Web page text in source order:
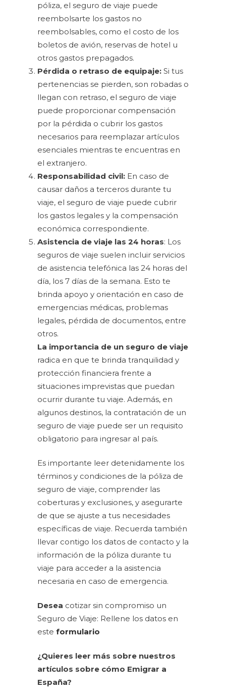
póliza, el seguro de viaje puede
reembolsarte los gastos no
reembolsables, como el costo de los
boletos de avión, reservas de hotel u
otros gastos prepagados.
Pérdida o retraso de equipaje: Si tus
pertenencias se pierden, son robadas o
llegan con retraso, el seguro de viaje
puede proporcionar compensación
por la pérdida o cubrir los gastos
necesarios para reemplazar artículos
esenciales mientras te encuentras en
el extranjero.
Responsabilidad civil: En caso de
causar daños a terceros durante tu
viaje, el seguro de viaje puede cubrir
los gastos legales y la compensación
económica correspondiente.
Asistencia de viaje las 24 horas: Los
seguros de viaje suelen incluir servicios
de asistencia telefónica las 24 horas del
día, los 7 días de la semana. Esto te
brinda apoyo y orientación en caso de
emergencias médicas, problemas
legales, pérdida de documentos, entre
otros.
La importancia de un seguro de viaje
radica en que te brinda tranquilidad y
protección financiera frente a
situaciones imprevistas que puedan
ocurrir durante tu viaje. Además, en
algunos destinos, la contratación de un
seguro de viaje puede ser un requisito
obligatorio para ingresar al país.
Es importante leer detenidamente los
términos y condiciones de la póliza de
seguro de viaje, comprender las
coberturas y exclusiones, y asegurarte
de que se ajuste a tus necesidades
específicas de viaje. Recuerda también
llevar contigo los datos de contacto y la
información de la póliza durante tu
viaje para acceder a la asistencia
necesaria en caso de emergencia.
Desea cotizar sin compromiso un
Seguro de Viaje: Rellene los datos en
este formulario
¿Quieres leer más sobre nuestros
artículos sobre cómo Emigrar a
España?